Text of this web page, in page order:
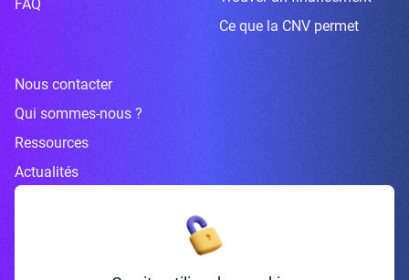
FAQ
Ce que la CNV permet
Nous contacter
Qui sommes-nous ?
Ressources
Actualités
Inscrivez-vous à la newsletter